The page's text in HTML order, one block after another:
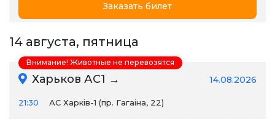
Заказать билет
14 августа, пятница
Харьков АС1 → 14.08.2026
21:30 АС Харків-1 (пр. Гагаіна, 22)
Внимание! Животные не перевозятся